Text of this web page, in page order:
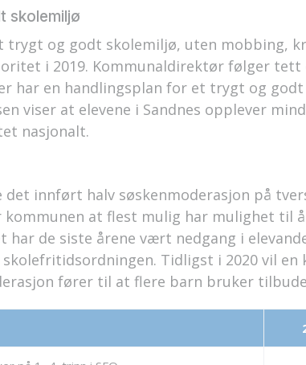
skolemiljø
trygt og godt skolemiljø, uten mobbing,
i 2019. Kommunaldirektør følger tett
har en handlingsplan for et trygt og
viser at elevene i Sandnes opplever
nasjonalt.
det innført halv søskenmoderasjon på
at flest mulig har mulighet til
de siste årene vært nedgang i
Tidligst i 2020 vil en
fører til at flere barn bruker